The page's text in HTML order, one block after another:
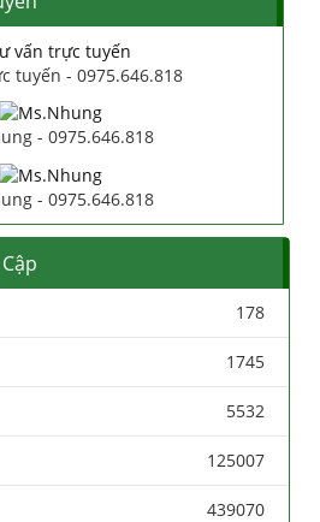
tuyến - 0975.646.818
- 0975.646.818
- 0975.646.818
178
1745
5532
125007
439070